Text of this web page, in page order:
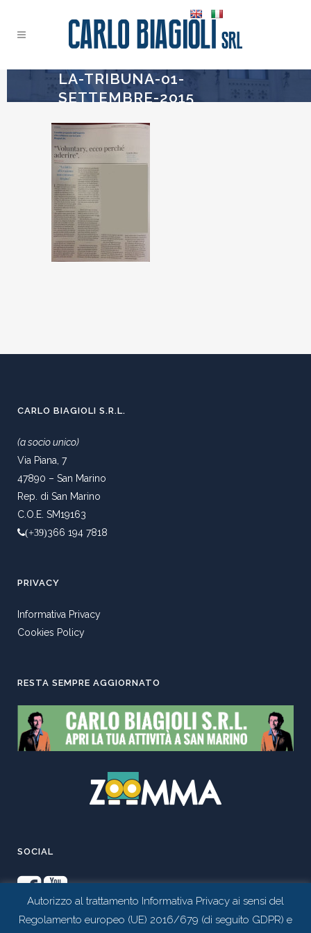
LA-TRIBUNA-01-
SETTEMBRE-2015
CARLO BIAGIOLI S.R.L.
(a socio unico)
Via Piana, 7
47890 – San Marino
Rep. di San Marino
C.O.E. SM19163
(+39)366 194 7818
PRIVACY
Informativa Privacy
Cookies Policy
RESTA SEMPRE AGGIORNATO
SOCIAL
Autorizzo al trattamento Informativa Privacy ai sensi del
Regolamento europeo (UE) 2016/679 (di seguito GDPR) e